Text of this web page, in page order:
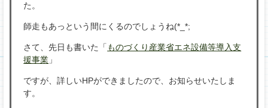
た。
師走もあっという間にくるのでしょうね(*_*;
さて、先日も書いた「 ものづくり産業省エネ設備等導入支
援事業 」
ですが、詳しいHPができましたので、お知らせいたしま
す。